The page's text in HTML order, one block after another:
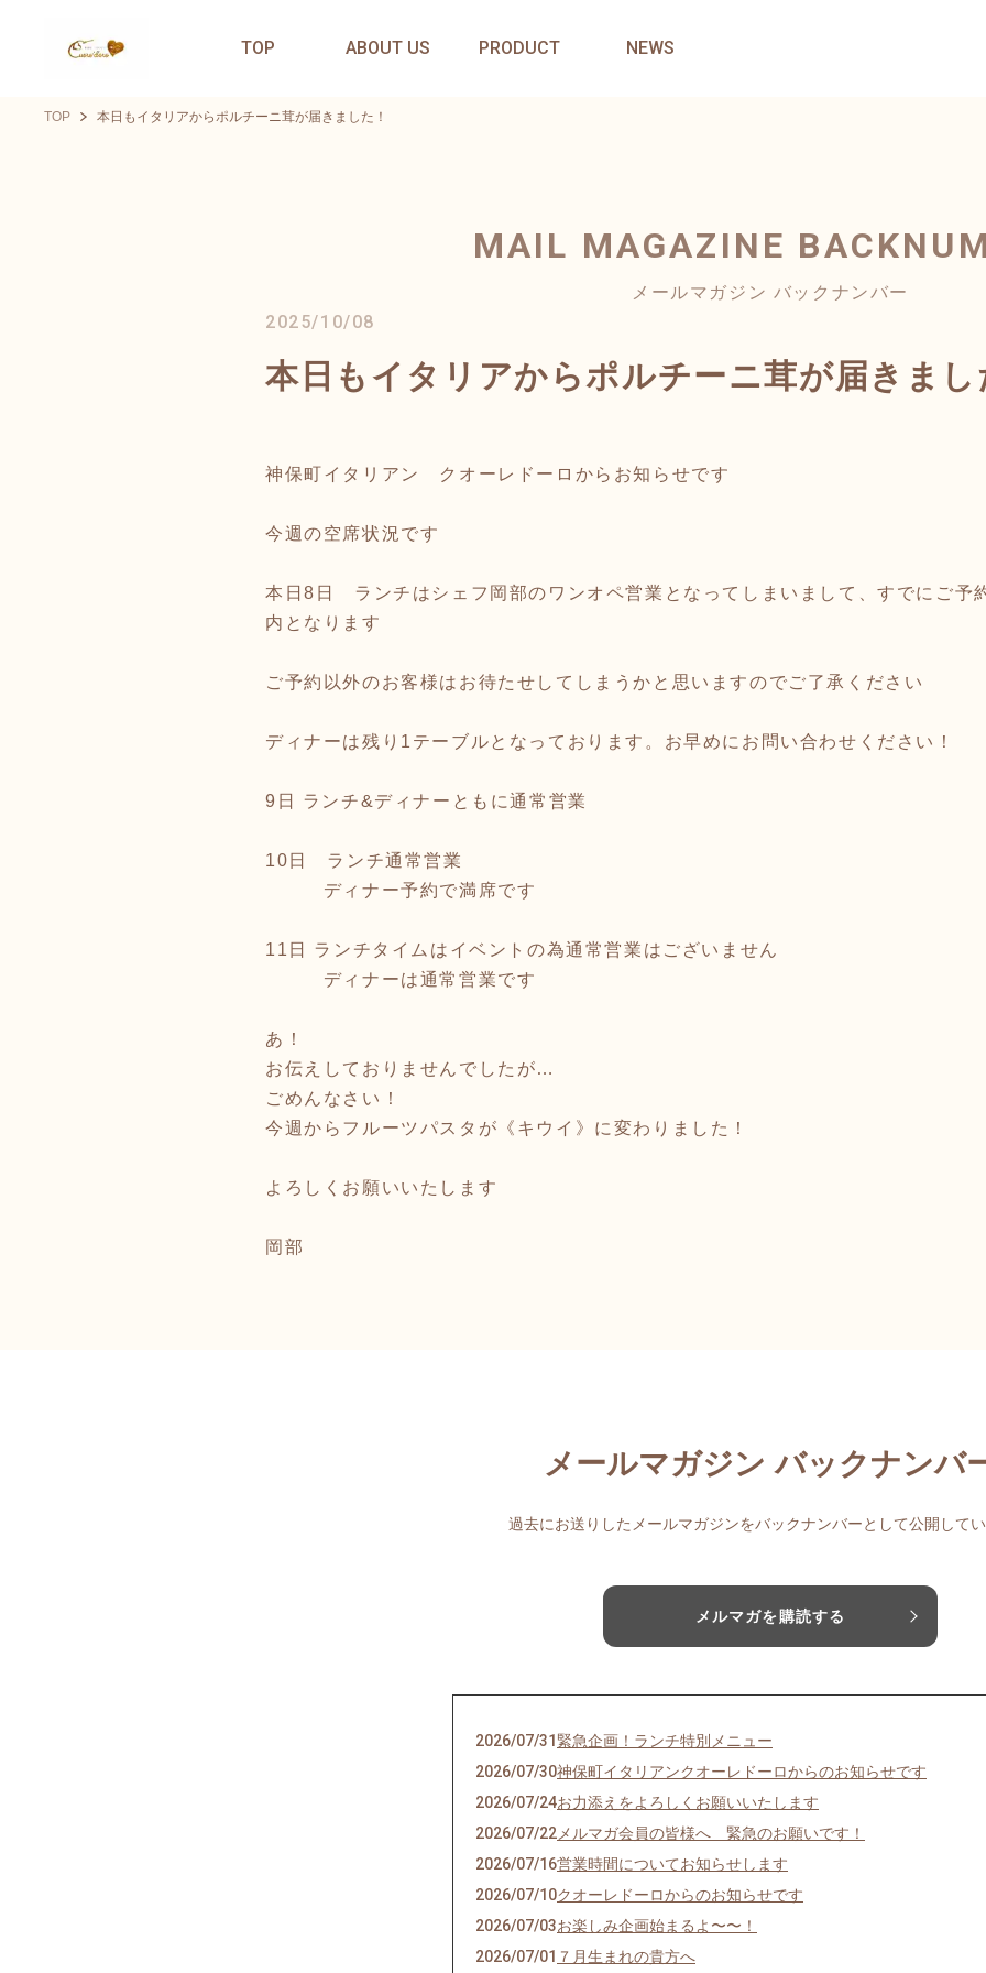
TOP ABOUT US PRODUCT NEWS
TOP 本日もイタリアからポルチーニ茸が届きました！
MAIL MAGAZINE
メールマガジン バックナンバー
2025/10/08
本日もイタリアからポルチーニ茸が届きまし
神保町イタリアン クオーレドーロからお知らせです
今週の空席状況です
本日8日 ランチはシェフ岡部のワンオペ営業となってしまいまして、すでにご予
内となります
ご予約以外のお客様はお待たせしてしまうかと思いますのでご了承ください
ディナーは残り1テーブルとなっております。お早めにお問い合わせください！
9日 ランチ&ディナーともに通常営業
10日 ランチ通常営業
ディナー予約で満席です
11日 ランチタイムはイベントの為通常営業はございません
ディナーは通常営業です
あ！
お伝えしておりませんでしたが…
ごめんなさい！
今週からフルーツパスタが《キウイ》に変わりました！
よろしくお願いいたします
岡部
メールマガジン バックナンバ
過去にお送りしたメールマガジンをバックナンバーとして公開して
メルマガを購読する
2026/07/31 緊急企画！ランチ特別メニュー
2026/07/30神保町イタリアンクオーレドーロからのお知らせです
2026/07/24お力添えをよろしくお願いいたします
2026/07/22 メルマガ会員の皆様へ 緊急のお願いです！
2026/07/16営業時間についてお知らせします
2026/07/10クオーレドーロからのお知らせです
2026/07/03お楽しみ企画始まるよ〜〜！
2026/07/01 ７月生まれの貴方へ